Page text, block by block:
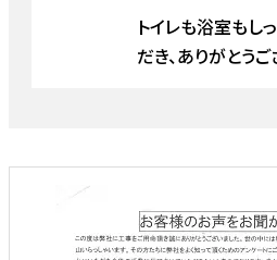
トイレも浴室もし
だき、ありがとうご